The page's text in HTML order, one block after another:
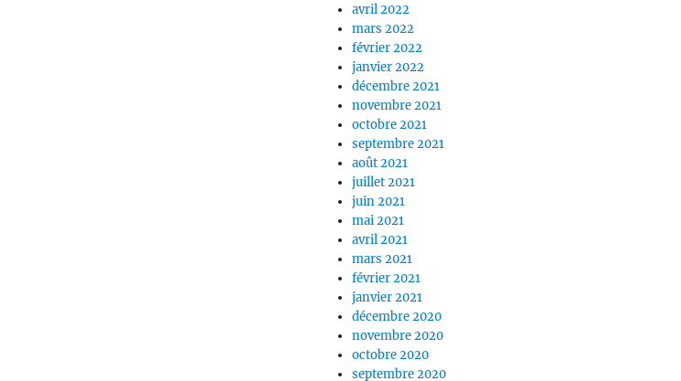
avril 2022
mars 2022
février 2022
janvier 2022
décembre 2021
novembre 2021
octobre 2021
septembre 2021
août 2021
juillet 2021
juin 2021
mai 2021
avril 2021
mars 2021
février 2021
janvier 2021
décembre 2020
novembre 2020
octobre 2020
septembre 2020